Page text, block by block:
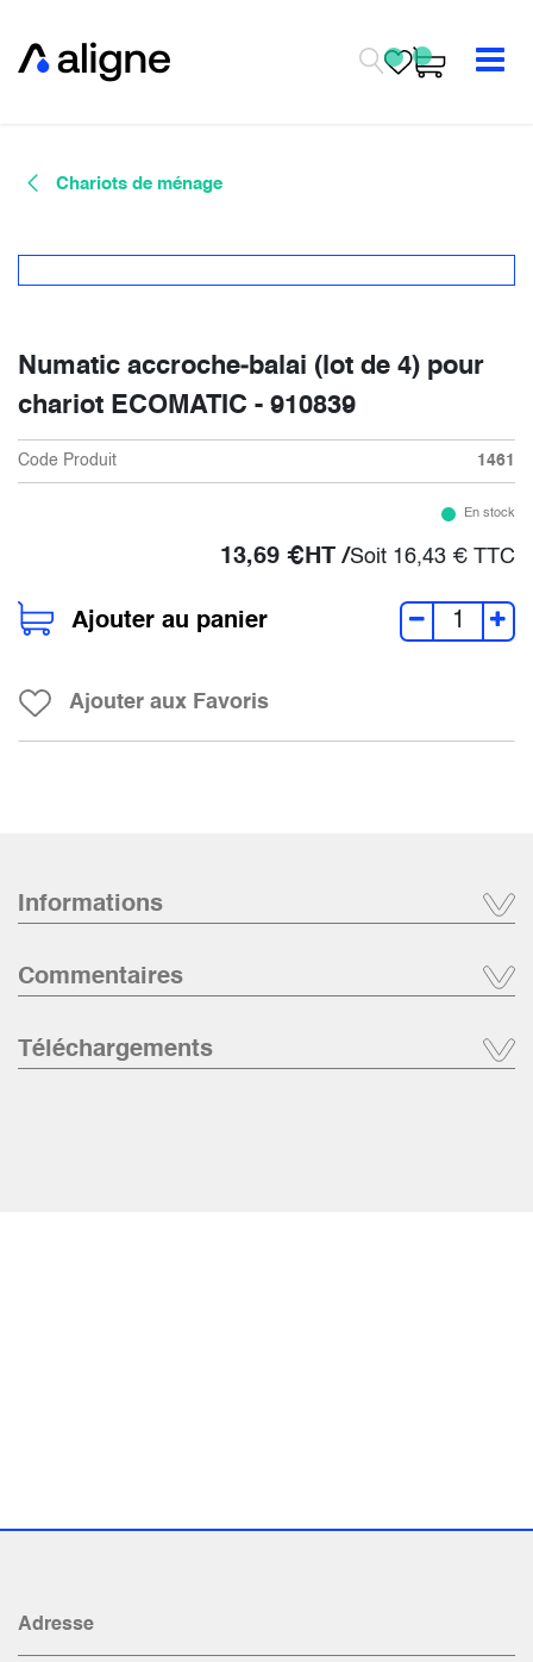
Chariots de ménage
Numatic accroche‐balai (lot de 4) pour
chariot ECOMATIC - 910839
Code Produit 1461
En stock
13,69 €HT /Soit 16,43 € TTC
Ajouter au panier
Ajouter aux Favoris
Informations
Commentaires
Téléchargements
Adresse